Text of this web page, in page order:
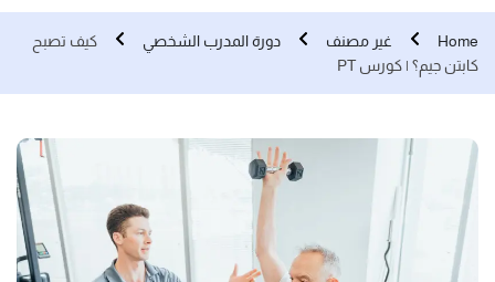
Home غير مصنف دورة المدرب الشخصي
كيف تصبح
كابتن جيم؟ | كورس PT